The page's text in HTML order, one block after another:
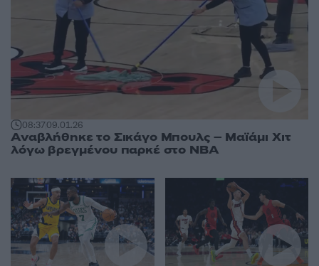
08:3709.01.26
Αναβλήθηκε το Σικάγο Μπουλς – Μαϊάμι Χιτ
λόγω βρεγμένου παρκέ στο NBA